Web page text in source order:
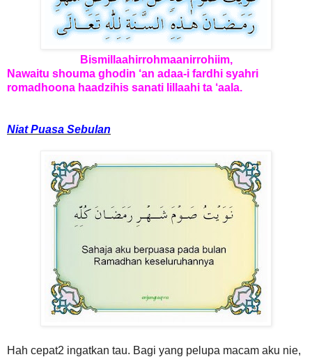
Bismillaahirrohmaanirrohiim,
Nawaitu shouma ghodin ‘an adaa-i fardhi syahri
romadhoona haadzihis sanati lillaahi ta ‘aala.
Niat Puasa Sebulan
Hah cepat2 ingatkan tau. Bagi yang pelupa macam aku nie,